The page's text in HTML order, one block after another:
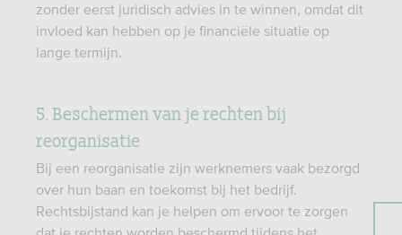
zonder eerst juridisch advies in te winnen, omdat dit
invloed kan hebben op je financiële situatie op
lange termijn.
5. Beschermen van je rechten bij
reorganisatie
Bij een reorganisatie zijn werknemers vaak bezorgd
over hun baan en toekomst bij het bedrijf.
Rechtsbijstand kan je helpen om ervoor te zorgen